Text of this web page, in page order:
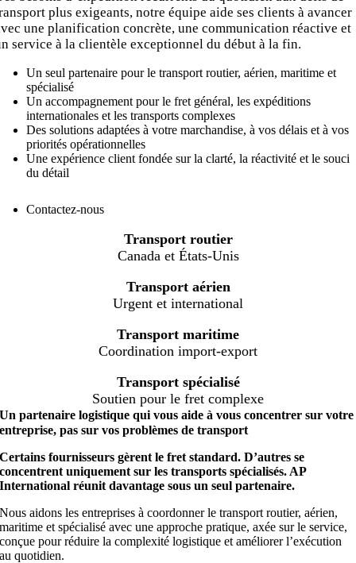
plus exigeants, notre équipe aide ses clients à avancer
une planification concrète, une communication réactive et
service à la clientèle exceptionnel du début à la fin.
Un seul partenaire pour le transport routier, aérien, maritime et
spécialisé
Un accompagnement pour le fret général, les expéditions
internationales et les transports complexes
Des solutions adaptées à votre marchandise, à vos délais et à vos
priorités opérationnelles
Une expérience client fondée sur la clarté, la réactivité et le souci
du détail
Contactez-nous
Transport routier
Canada et États-Unis
Transport aérien
Urgent et international
Transport maritime
Coordination import-export
Transport spécialisé
Soutien pour le fret complexe
Un partenaire logistique qui vous aide à vous concentrer sur votre
entreprise, pas sur vos problèmes de transport
Certains fournisseurs gèrent le fret standard. D’autres se
concentrent uniquement sur les transports spécialisés. AP
International réunit davantage sous un seul partenaire.
Nous aidons les entreprises à coordonner le transport routier, aérien,
maritime et spécialisé avec une approche pratique, axée sur le service,
conçue pour réduire la complexité logistique et améliorer l’exécution
au quotidien.